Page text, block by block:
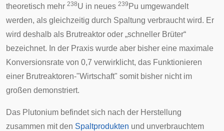
theoretisch mehr 238U in neues 239 Pu umgewandelt
werden, als gleichzeitig durch Spaltung verbraucht wird. Er
wird deshalb als Brutreaktor oder „schneller Brüter“
bezeichnet. In der Praxis wurde aber bisher eine maximale
Konversionsrate von 0,7 verwirklicht, das Funktionieren
einer Brutreaktoren-"Wirtschaft" somit bisher nicht im
großen demonstriert.
Das Plutonium befindet sich nach der Herstellung
zusammen mit den Spaltprodukten und unverbrauchtem